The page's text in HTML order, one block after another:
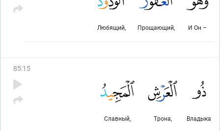
И Он –
Прощающий,
Любящий,
85:15
Владыка
Трона,
Славный,